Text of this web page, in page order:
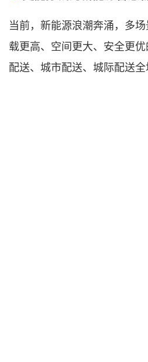
当前，新能源浪潮奔涌，多
载更高、空间更大、安全更
配送、城市配送、城际配送